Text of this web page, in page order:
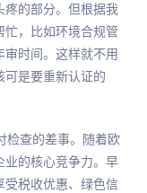
疼的部分。但根据我
忙，比如环境合规管
时间。这样就不用
可是要重新认证的
检查的差事。随着欧
业的核心竞争力。早
受税收优惠、绿色信